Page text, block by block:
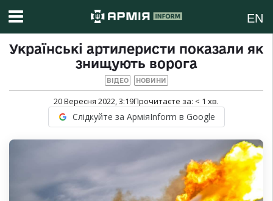
EN
Українські артилеристи показали як
знищують ворога
ВІДЕО НОВИНИ
20 Вересня 2022, 3:19Прочитаєте за: < 1 хв.
Слідкуйте за АрміяInform в Google